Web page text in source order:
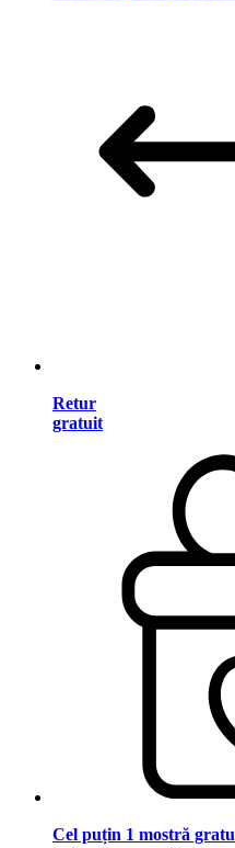
Retur
gratuit
Cel puțin 1 mostră